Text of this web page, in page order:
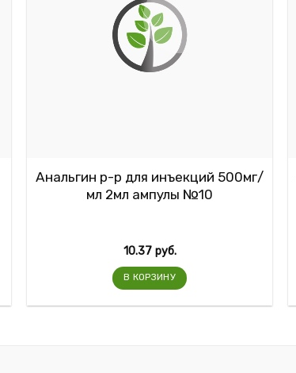
Анальгин р-р для инъекций 500мг/
мл 2мл ампулы №10
10.37 руб.
В КОРЗИНУ